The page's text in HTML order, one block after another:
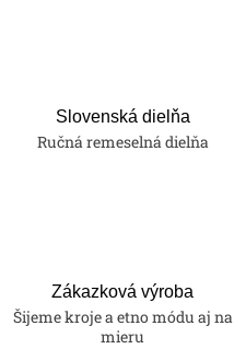
Slovenská dielňa
Ručná remeselná dielňa
Zákazková výroba
Šijeme kroje a etno módu aj na
mieru